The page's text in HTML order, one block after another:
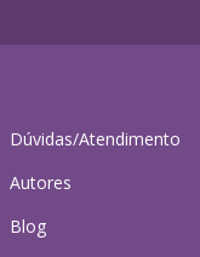
Dúvidas/Atendimento
Autores
Blog